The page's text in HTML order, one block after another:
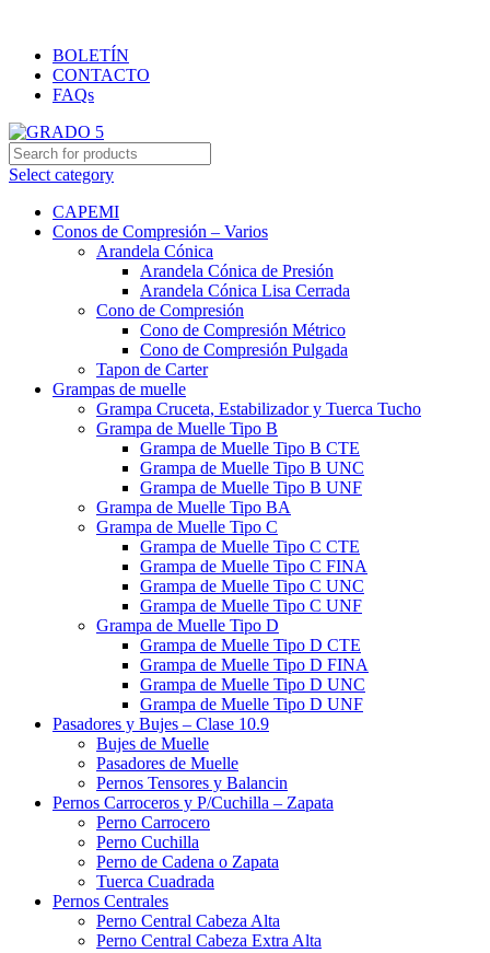
BOLETÍN
CONTACTO
FAQs
Select category
CAPEMI
Conos de Compresión – Varios
Arandela Cónica
Arandela Cónica de Presión
Arandela Cónica Lisa Cerrada
Cono de Compresión
Cono de Compresión Métrico
Cono de Compresión Pulgada
Tapon de Carter
Grampas de muelle
Grampa Cruceta, Estabilizador y Tuerca Tucho
Grampa de Muelle Tipo B
Grampa de Muelle Tipo B CTE
Grampa de Muelle Tipo B UNC
Grampa de Muelle Tipo B UNF
Grampa de Muelle Tipo BA
Grampa de Muelle Tipo C
Grampa de Muelle Tipo C CTE
Grampa de Muelle Tipo C FINA
Grampa de Muelle Tipo C UNC
Grampa de Muelle Tipo C UNF
Grampa de Muelle Tipo D
Grampa de Muelle Tipo D CTE
Grampa de Muelle Tipo D FINA
Grampa de Muelle Tipo D UNC
Grampa de Muelle Tipo D UNF
Pasadores y Bujes – Clase 10.9
Bujes de Muelle
Pasadores de Muelle
Pernos Tensores y Balancin
Pernos Carroceros y P/Cuchilla – Zapata
Perno Carrocero
Perno Cuchilla
Perno de Cadena o Zapata
Tuerca Cuadrada
Pernos Centrales
Perno Central Cabeza Alta
Perno Central Cabeza Extra Alta